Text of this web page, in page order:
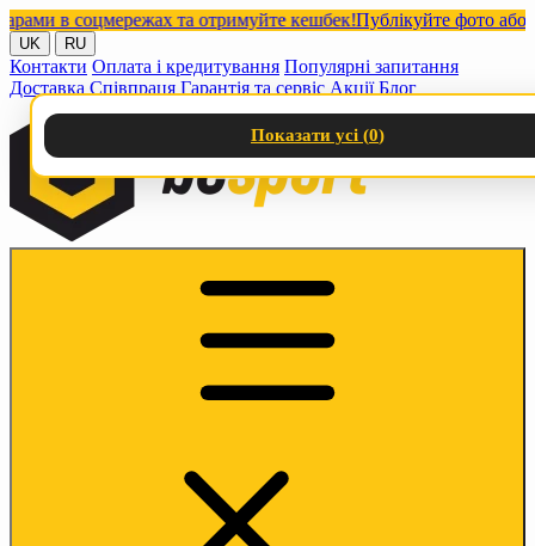
в соцмережах та отримуйте кешбек!Публікуйте фото або
UK RU
Контакти Оплата і кредитування Популярні запитання
Доставка Співпраця Гарантія та сервіс Акції Блог
Показати усі (0)